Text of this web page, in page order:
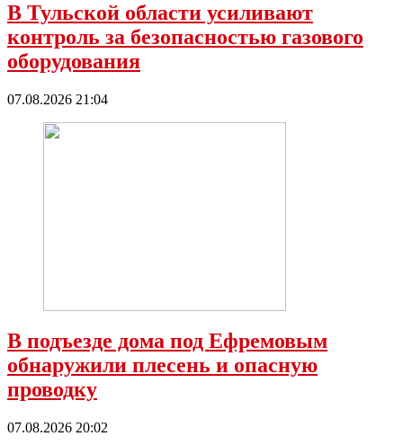
В Тульской области усиливают
контроль за безопасностью газового
оборудования
07.08.2026 21:04
В подъезде дома под Ефремовым
обнаружили плесень и опасную
проводку
07.08.2026 20:02